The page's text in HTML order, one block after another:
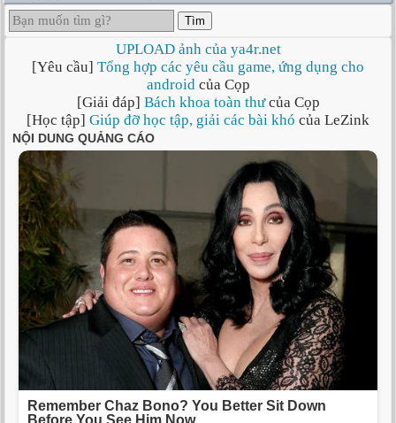
Tìm
UPLOAD ảnh của ya4r.net
[Yêu cầu] Tổng hợp các yêu cầu game, ứng dụng cho
androidcủa Cọp
[Giải đáp] Bách khoa toàn thưcủa Cọp
[Học tập] Giúp đỡ học tập, giải các bài khó của LeZink